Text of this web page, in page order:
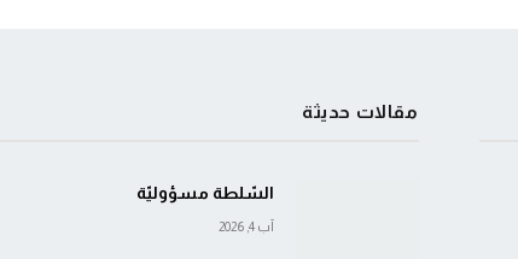
مقالات حديثة
السّلطة مسؤوليّة
آب 4, 2026